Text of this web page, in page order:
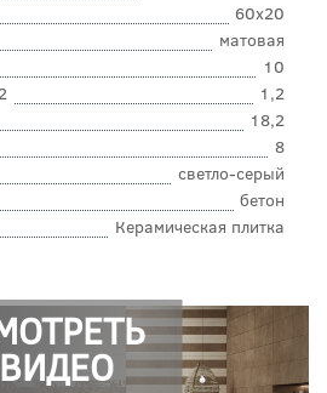
60x20
матовая
10
1,2
18,2
8
светло-серый
бетон
Керамическая плитка
ВИДЕО